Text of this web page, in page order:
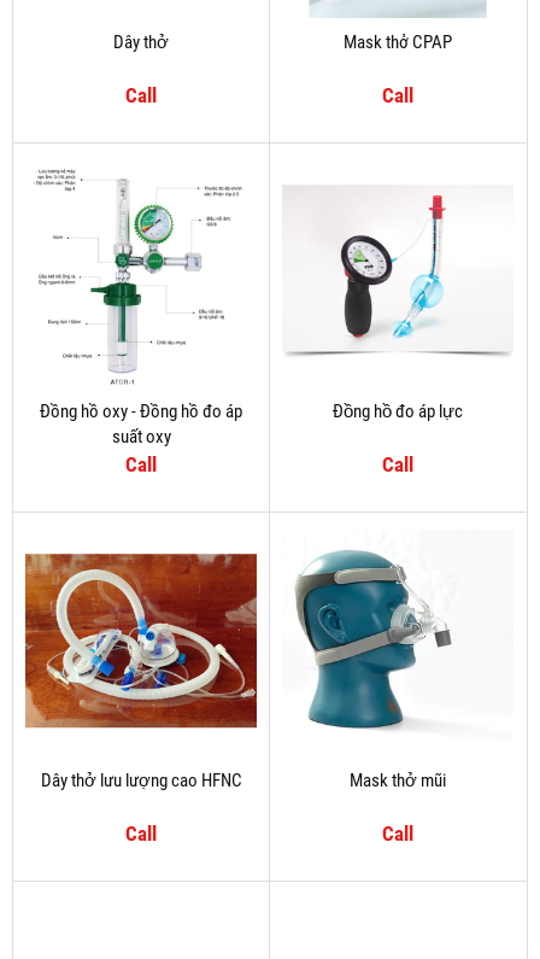
Dây thở
Call
Mask thở CPAP
Call
Đồng hồ oxy - Đồng hồ đo áp
suất oxy
Call
Đồng hồ đo áp lực
Call
Dây thở lưu lượng cao HFNC
Call
Mask thở mũi
Call